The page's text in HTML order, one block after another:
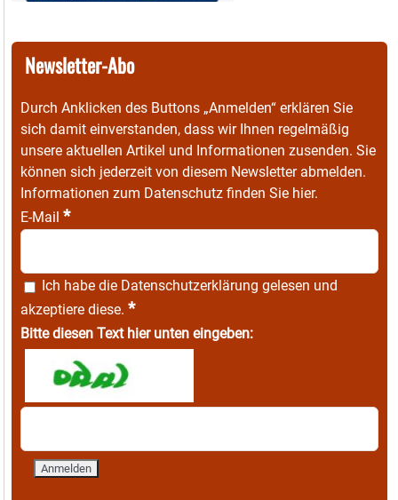
Newsletter-Abo
Durch Anklicken des Buttons „Anmelden“ erklären Sie
sich damit einverstanden, dass wir Ihnen regelmäßig
unsere aktuellen Artikel und Informationen zusenden. Sie
können sich jederzeit von diesem Newsletter abmelden.
Informationen zum Datenschutz finden Sie hier.
E-Mail *
Ich habe die Datenschutzerklärung gelesen und
akzeptiere diese. *
Bitte diesen Text hier unten eingeben: